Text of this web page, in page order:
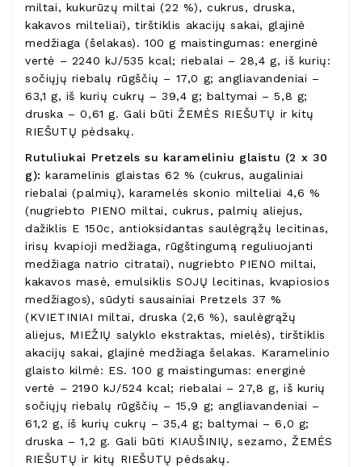
miltai, kukurūzų miltai (22 %), cukrus, druska,
kakavos milteliai), tirštiklis akacijų sakai, glajinė
medžiaga (šelakas). 100 g maistingumas: energinė
vertė – 2240 kJ/535 kcal; riebalai – 28,4 g, iš kurių:
sočiųjų riebalų rūgščių – 17,0 g; angliavandeniai –
63,1 g, iš kurių cukrų – 39,4 g; baltymai – 5,8 g;
druska – 0,61 g. Gali būti ŽEMĖS RIEŠUTŲ ir kitų
RIEŠUTŲ pėdsakų.
Rutuliukai Pretzels su karameliniu glaistu (2 x 30
g): karamelinis glaistas 62 % (cukrus, augaliniai
riebalai (palmių), karamelės skonio milteliai 4,6 %
(nugriebto PIENO miltai, cukrus, palmių aliejus,
dažiklis E 150c, antioksidantas saulėgrąžų lecitinas,
irisų kvapioji medžiaga, rūgštingumą reguliuojanti
medžiaga natrio citratai), nugriebto PIENO miltai,
kakavos masė, emulsiklis SOJŲ lecitinas, kvapiosios
medžiagos), sūdyti sausainiai Pretzels 37 %
(KVIETINIAI miltai, druska (2,6 %), saulėgrąžų
aliejus, MIEŽIŲ salyklo ekstraktas, mielės), tirštiklis
akacijų sakai, glajinė medžiaga šelakas. Karamelinio
glaisto kilmė: ES. 100 g maistingumas: energinė
vertė – 2190 kJ/524 kcal; riebalai – 27,8 g, iš kurių
sočiųjų riebalų rūgščių – 15,9 g; angliavandeniai –
61,2 g, iš kurių cukrų – 35,4 g; baltymai – 6,0 g;
druska – 1,2 g. Gali būti KIAUŠINIŲ, sezamo, ŽEMĖS
RIEŠUTŲ ir kitų RIEŠUTŲ pėdsakų.